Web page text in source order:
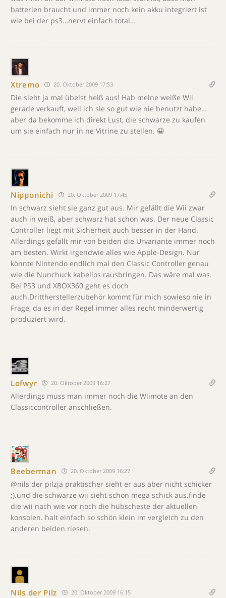
batterien braucht und immer noch kein akku integriert ist
wie bei der ps3…nervt einfach total…
Xtremo 20. Oktober 2009 17:53
Die sieht ja mal übelst heiß aus! Hab meine weiße Wii
gerade verkauft, weil ich sie so gut wie nie benutzt habe…
aber da bekomme ich direkt Lust, die schwarze zu kaufen
um sie einfach nur in ne Vitrine zu stellen. 😀
Nipponichi 20. Oktober 2009 17:45
In schwarz sieht sie ganz gut aus. Mir gefällt die Wii zwar
auch in weiß, aber schwarz hat schon was. Der neue Classic
Controller liegt mit Sicherheit auch besser in der Hand.
Allerdings gefällt mir von beiden die Urvariante immer noch
am besten. Wirkt irgendwie alles wie Apple-Design. Nur
könnte Nintendo endlich mal den Classic Controller genau
wie die Nunchuck kabellos rausbringen. Das wäre mal was.
Bei PS3 und XBOX360 geht es doch
auch.Drittherstellerzubehör kommt für mich sowieso nie in
Frage, da es in der Regel immer alles recht minderwertig
produziert wird.
Lofwyr 20. Oktober 2009 16:27
Allerdings muss man immer noch die Wiimote an den
Classiccontroller anschließen.
Beeberman 20. Oktober 2009 16:27
@nils der pilzja praktischer sieht er aus aber nicht schicker
;).und die schwarze wii sieht schon mega schick aus.finde
die wii nach wie vor noch die hübscheste der aktuellen
konsolen. halt einfach so schön klein im vergleich zu den
anderen beiden riesen.
Nils der Pilz 20. Oktober 2009 16:15